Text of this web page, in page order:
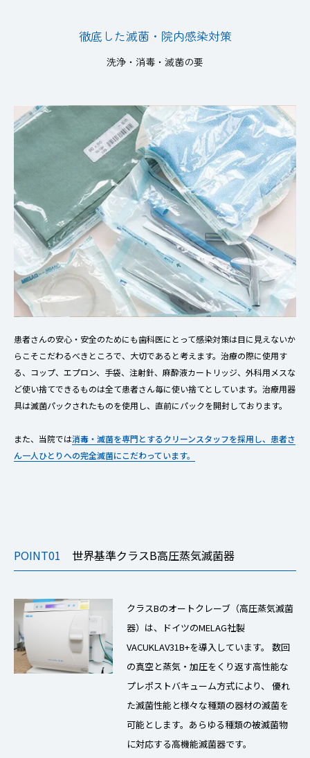
徹底した滅菌・院内感染対策
洗浄・消毒・滅菌の要
患者さんの安心・安全のためにも歯科医にとって感染対策は目に見えないか
らこそこだわるべきところで、大切であると考えます。治療の際に使用す
る、コップ、エプロン、手袋、注射針、麻酔液カートリッジ、外科用メスな
ど使い捨てできるものは全て患者さん毎に使い捨てとしています。治療用器
具は滅菌パックされたものを使用し、直前にパックを開封しております。
また、当院では消毒・滅菌を専門とするクリーンスタッフを採用し、患者さ
ん一人ひとりへの完全滅菌にこだわっています。
POINT01 世界基準クラスB高圧蒸気滅菌器
クラスBのオートクレーブ（高圧蒸気滅菌
器）は、ドイツのMELAG社製
VACUKLAV31B+を導入しています。 数回
の真空と蒸気・加圧をくり返す高性能な
プレポストバキューム方式により、 優れ
た滅菌性能と様々な種類の器材の滅菌を
可能とします。あらゆる種類の被滅菌物
に対応する高機能滅菌器です。